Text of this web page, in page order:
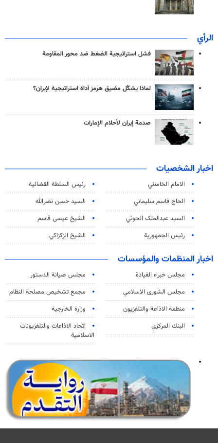
الرأي
فشل استراتيجية الضغط ضد محور المقاومة
لماذا يشكّل مضيق هرمز أداة استراتيجية لإيران؟
صدمة إيران لأحلام الإمارات
اخبار الشخصيات
الامام الخامنئي
رئیس السلطة القضائیة
الحاج قاسم سليماني
السيد حسن نصرالله
السید عبدالملک الحوثي
الشيخ عيسى قاسم
رئيس الجمهورية
الشيخ الزكزاكي
اخبار المنظمات والمؤسسات
مجلس خبراء القيادة
مجلس صيانة الدستور
مجلس الشورى الاسلامي
مجمع تشخيص مصلحة النظام
منظمة الاذاعة والتلفزیون
وزارة الخارجية
البنك المركزي
اتحاد الاذاعات والتلفزيونات
الاسلامية